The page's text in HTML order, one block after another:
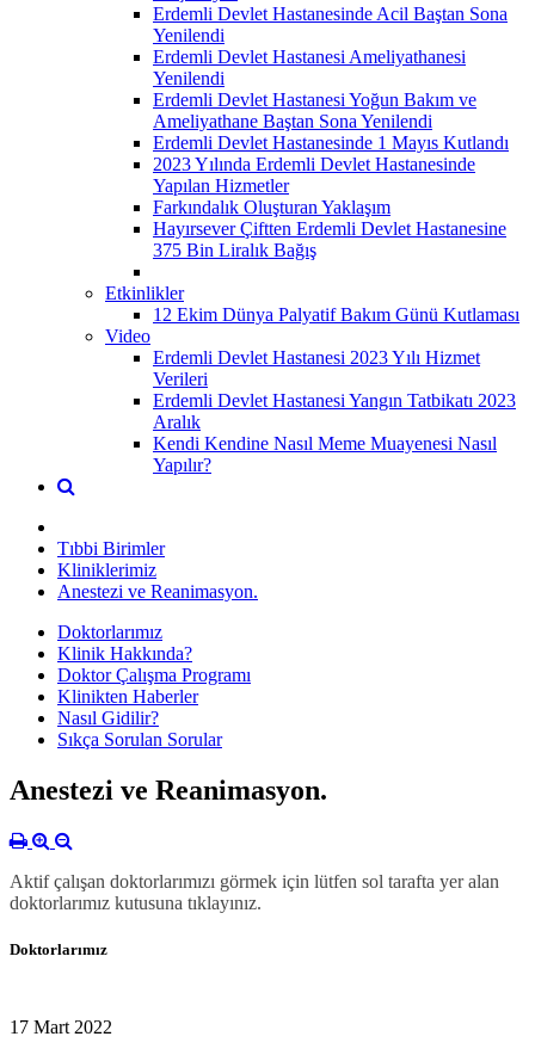
Erdemli Devlet Hastanesinde Acil Baştan Sona
Yenilendi
Erdemli Devlet Hastanesi Ameliyathanesi
Yenilendi
Erdemli Devlet Hastanesi Yoğun Bakım ve
Ameliyathane Baştan Sona Yenilendi
Erdemli Devlet Hastanesinde 1 Mayıs Kutlandı
2023 Yılında Erdemli Devlet Hastanesinde
Yapılan Hizmetler
Farkındalık Oluşturan Yaklaşım
Hayırsever Çiftten Erdemli Devlet Hastanesine
375 Bin Liralık Bağış
Etkinlikler
12 Ekim Dünya Palyatif Bakım Günü Kutlaması
Video
Erdemli Devlet Hastanesi 2023 Yılı Hizmet
Verileri
Erdemli Devlet Hastanesi Yangın Tatbikatı 2023
Aralık
Kendi Kendine Nasıl Meme Muayenesi Nasıl
Yapılır?
Tıbbi Birimler
Kliniklerimiz
Anestezi ve Reanimasyon.
Doktorlarımız
Klinik Hakkında?
Doktor Çalışma Programı
Klinikten Haberler
Nasıl Gidilir?
Sıkça Sorulan Sorular
Anestezi ve Reanimasyon.
Aktif çalışan doktorlarımızı görmek için lütfen sol tarafta yer alan
doktorlarımız kutusuna tıklayınız.
Doktorlarımız
17 Mart 2022